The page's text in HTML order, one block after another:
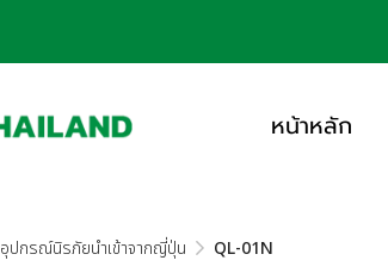
หน้าหลัก
อุปกรณ์นิรภัยนำเข้าจากญี่ปุ่น QL-01N